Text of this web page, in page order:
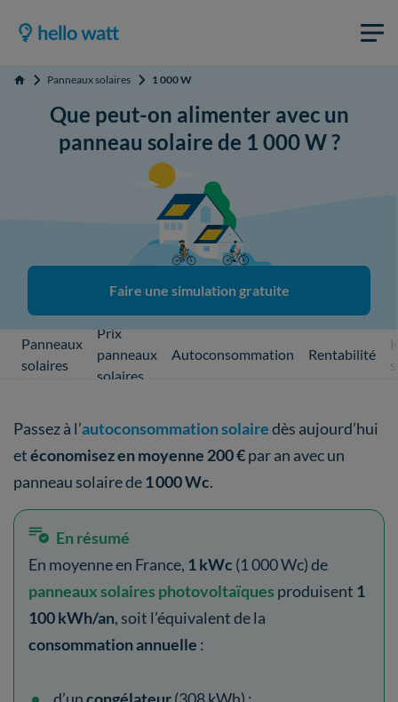
Accueil Panneaux solaires 1 000 W
Que peut-on alimenter avec un
panneau solaire de 1 000 W ?
Faire une simulation gratuite
Panneaux
solaires
Prix
panneaux
solaires
Autoconsommation Rentabilité
Passez à l’autoconsommation solairedès aujourd’hui
etéconomisez en moyenne 200 €par an avec un
panneau solaire de1 000 Wc.
En résumé
En moyenne en France, 1 kWc (1 000 Wc) de
panneaux solaires photovoltaïques produisent 1
100 kWh/an, soit l’équivalent de la
consommation annuelle :